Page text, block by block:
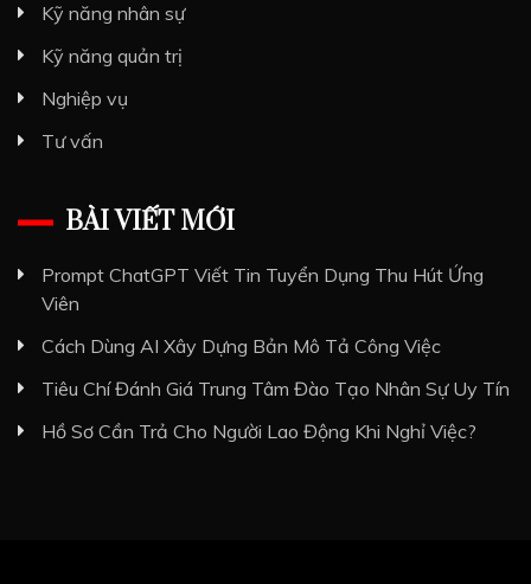
Kỹ năng nhân sự
Kỹ năng quản trị
Nghiệp vụ
Tư vấn
BÀI VIẾT MỚI
Prompt ChatGPT Viết Tin Tuyển Dụng Thu Hút Ứng
Viên
Cách Dùng AI Xây Dựng Bản Mô Tả Công Việc
Tiêu Chí Đánh Giá Trung Tâm Đào Tạo Nhân Sự Uy Tín
Hồ Sơ Cần Trả Cho Người Lao Động Khi Nghỉ Việc?